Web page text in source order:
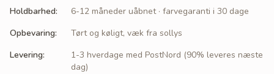
Holdbarhed:
6-12 måneder uåbnet · farvegaranti i 30 dage
Opbevaring:
Tørt og køligt, væk fra sollys
Levering:
1-3 hverdage med PostNord (90% leveres næste
dag)